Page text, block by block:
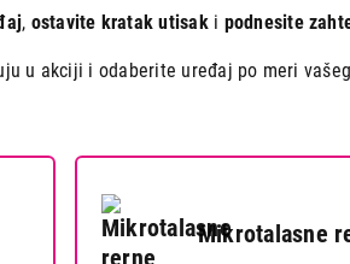
, ostavite kratak utisaki podnesite
u akciji i odaberite uređaj po meri
Mikrotalasne